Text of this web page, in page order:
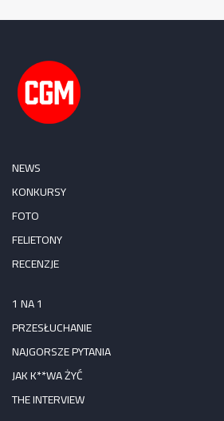
NEWS
KONKURSY
FOTO
FELIETONY
RECENZJE
1 NA 1
PRZESŁUCHANIE
NAJGORSZE PYTANIA
JAK K**WA ŻYĆ
THE INTERVIEW